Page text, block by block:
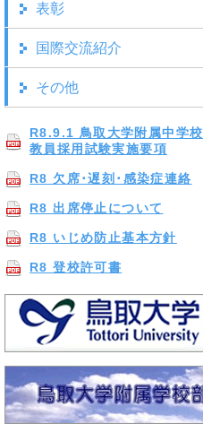
表彰
国際交流紹介
その他
R8.9.1 鳥取大学附属中学校
教員採用試験実施要項
R8 欠席･遅刻･感染症連絡
R8 出席停止について
R8 いじめ防止基本方針
R8 登校許可書